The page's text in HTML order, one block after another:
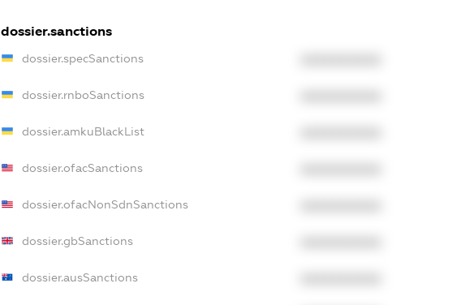
dossier.sanctions
dossier.specSanctions
dossier.rnboSanctions
dossier.amkuBlackList
dossier.ofacSanctions
dossier.ofacNonSdnSanctions
dossier.gbSanctions
dossier.ausSanctions